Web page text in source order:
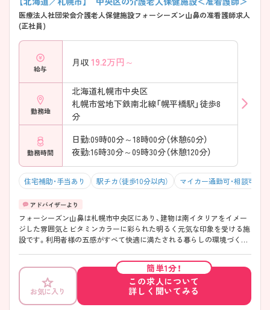
医療法人社団栄会介護老人保健施設フォーシーズン山鼻の准看護師求人
(正社員)
給与
月収 19.2万円～
勤務地
北海道札幌市中央区
札幌市営地下鉄南北線「幌平橋駅」徒歩8
分
勤務時間
日勤:09時00分～18時00分（休憩60分）
夜勤:16時30分～09時30分（休憩120分）
住宅補助・手当あり 駅チカ（徒歩10分以内） マイカー通勤可・相談可
フォーシーズン山鼻は札幌市中央区にあり、建物は南イタリアをイメー
ジした雰囲気とビタミンカラーに彩られた明るく元気な印象を受ける施
設です。利用者様の五感がすべて快適に満たされる暮らしの環境づくり
や福利厚生も充実。 求人に興味のある方はお気軽にお問合せ下さい。
お気に入り
簡単1分！
この求人について
詳しく聞いてみる